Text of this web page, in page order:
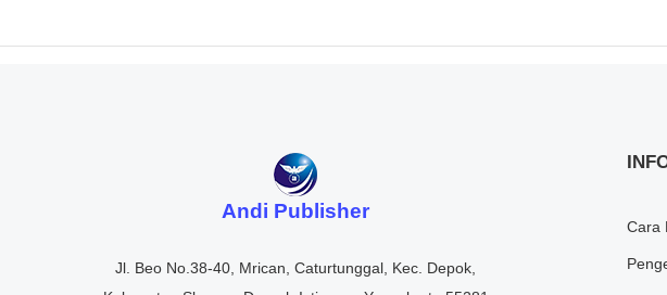
Andi Publisher
Jl. Beo No.38-40, Mrican, Caturtunggal, Kec. Depok,
Cara